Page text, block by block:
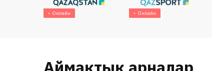
Онлайн Онлайн